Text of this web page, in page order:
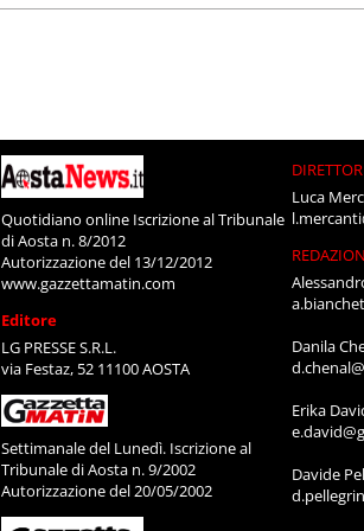
Quotidiano online Iscrizione al Tribunale
di Aosta n. 8/2012
Autorizzazione del 13/12/2012
www.gazzettamatin.com
Editore
LG PRESSE S.R.L.
via Festaz, 52 11100 AOSTA
Settimanale del Lunedì. Iscrizione al
Tribunale di Aosta n. 9/2002
Autorizzazione del 20/05/2002
Luca
Danila
Erika
Davide